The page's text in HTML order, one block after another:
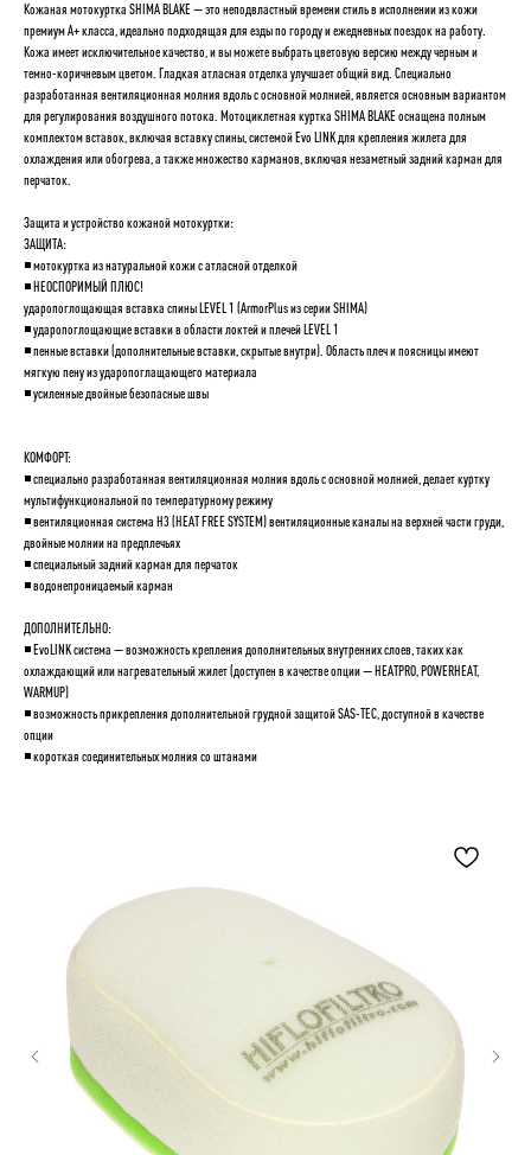
Кожаная мотокуртка SHIMA BLAKE — это неподвластный времени стиль в исполнении из кожи
премиум А+ класса, идеально подходящая для езды по городу и ежедневных поездок на работу.
Кожа имеет исключительное качество, и вы можете выбрать цветовую версию между черным и
темно-коричневым цветом. Гладкая атласная отделка улучшает общий вид. Специально
разработанная вентиляционная молния вдоль с основной молнией, является основным вариантом
для регулирования воздушного потока. Мотоциклетная куртка SHIMA BLAKE оснащена полным
комплектом вставок, включая вставку спины, системой Evo LINK для крепления жилета для
охлаждения или обогрева, а также множество карманов, включая незаметный задний карман для
перчаток.
Защита и устройство кожаной мотокуртки:
ЗАЩИТА:
◾️ мотокуртка из натуральной кожи с атласной отделкой
◾️ НЕОСПОРИМЫЙ ПЛЮС!
ударопоглощающая вставка спины LEVEL 1 (ArmorPlus из серии SHIMA)
◾️ ударопоглощающие вставки в области локтей и плечей LEVEL 1
◾️ пенные вставки (дополнительные вставки, скрытые внутри). Область плеч и поясницы имеют
мягкую пену из ударопоглащающего материала
◾️ усиленные двойные безопасные швы
КОМФОРТ:
◾️ специально разработанная вентиляционная молния вдоль с основной молнией, делает куртку
мультифункциональной по температурному режиму
◾️ вентиляционная система H3 (HEAT FREE SYSTEM) вентиляционные каналы на верхней части груди,
двойные молнии на предплечьях
◾️ специальный задний карман для перчаток
◾️ водонепроницаемый карман
ДОПОЛНИТЕЛЬНО:
◾️ EvoLINK система — возможность крепления дополнительных внутренних слоев, таких как
охлаждающий или нагревательный жилет (доступен в качестве опции — HEATPRO, POWERHEAT,
WARMUP)
◾️ возможность прикрепления дополнительной грудной защитой SAS-TEC, доступной в качестве
опции
◾️ короткая соединительных молния со штанами